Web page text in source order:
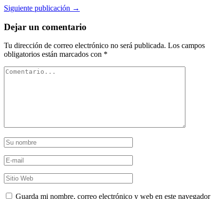
Siguiente publicación →
Dejar un comentario
Tu dirección de correo electrónico no será publicada. Los campos
obligatorios están marcados con *
Guarda mi nombre, correo electrónico y web en este navegador